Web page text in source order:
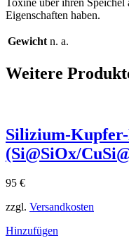
Eigenschaften haben.
Gewicht n. a.
Weitere
Silizium-
(Si@SiOx/
95 €
zzgl. Versandkosten
Hinzufügen